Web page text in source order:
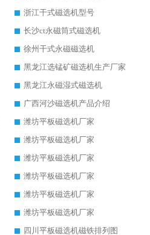
浙江干式磁选机型号
长沙ct永磁筒式磁选机
徐州干式永磁磁选机
黑龙江选锰矿磁选机生产厂家
黑龙江永磁湿式磁选机
广西河沙磁选机产品介绍
潍坊平板磁选机厂家
潍坊平板磁选机厂家
潍坊平板磁选机厂家
潍坊平板磁选机厂家
潍坊平板磁选机厂家
潍坊平板磁选机厂家
四川平板磁选机磁铁排列图